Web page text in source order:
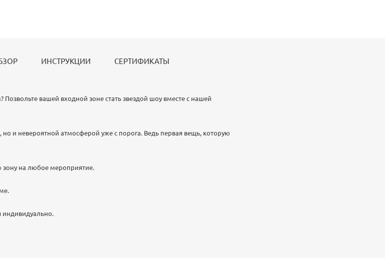
ИНСТРУКЦИИ СЕРТИФИКАТЫ
Позвольте вашей входной зоне стать звездой шоу вместе с нашей
но и невероятной атмосферой уже с порога. Ведь первая вещь, которую
зону на любое мероприятие.
индивидуально.